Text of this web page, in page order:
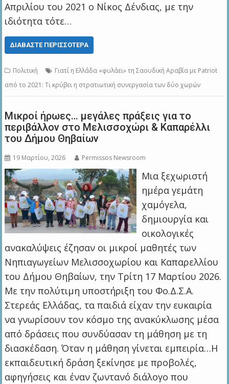
Απριλίου του 2021 ο Νίκος Δένδιας, με την
ιδιότητα τότε…
ΔΙΑΒΆΣΤΕ ΠΕΡΙΣΣΌΤΕΡΑ
Πολιτική
Γιατί η Ελλάδα «φυλάει» τη Σαουδική Αραβία με Patriot
από το 2021: Τι κρύβει η στρατιωτική συνεργασία των δύο χωρών
Μικροί ήρωες… μεγάλες πράξεις για το
περιβάλλον στο Μελισσοχώρι & Καπαρέλλι
του Δήμου Θηβαίων
19 Μαρτίου, 2026 Permissos Newsroom
Μια ξεχωριστή
ημέρα γεμάτη
χαμόγελα,
δημιουργία και
οικολογικές
ανακαλύψεις έζησαν οι μικροί μαθητές των
Νηπιαγωγείων Μελισσοχωρίου και Καπαρελλίου
του Δήμου Θηβαίων, την Τρίτη 17 Μαρτίου 2026.
Με την πολύτιμη υποστήριξη του Φο.Δ.Σ.Α.
Στερεάς Ελλάδας, τα παιδιά είχαν την ευκαιρία
να γνωρίσουν τον κόσμο της ανακύκλωσης μέσα
από δράσεις που συνδύασαν τη μάθηση με τη
διασκέδαση. Όταν η μάθηση γίνεται εμπειρία…Η
εκπαιδευτική δράση ξεκίνησε με προβολές,
αφηγήσεις και έναν ζωντανό διάλογο που